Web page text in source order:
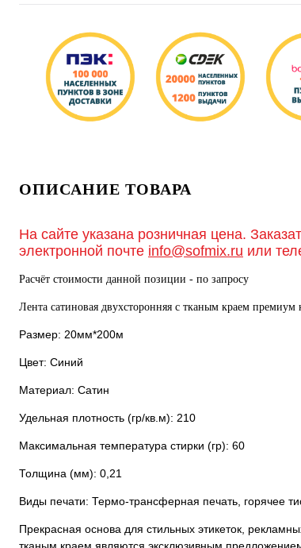
ОПИСАНИЕ ТОВАРА
На сайте указана розничная цена.
электронной почте info@sofmix.ru или
Расчёт стоимости данной позиции - по запросу
Лента сатиновая двухсторонняя c тканым краем
Размер: 20мм*200м
Цвет: Синий
Материал: Сатин
Удельная плотность (гр/кв.м): 210
Максимальная температура стирки (гр): 60
Толщина (мм): 0,21
Виды печати: Термо-трансферная печать, горячее
Прекрасная основа для стильных этикеток,